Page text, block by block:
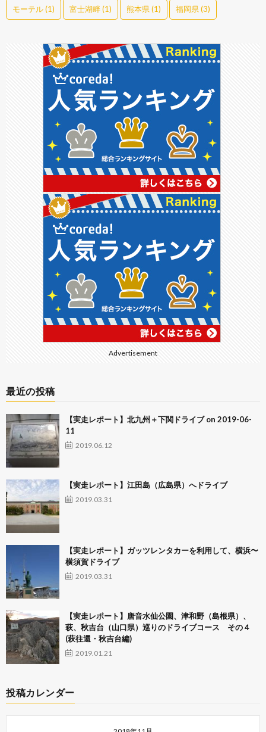
モーテル(1) 富士湖畔(1) 熊本県(1) 福岡県(3)
Advertisement
最近の投稿
【実走レポート】北九州＋下関ドライブ on 2019-06-
11
2019.06.12
【実走レポート】江田島（広島県）へドライブ
2019.03.31
【実走レポート】ガッツレンタカーを利用して、横浜〜
横須賀ドライブ
2019.03.31
【実走レポート】唐音水仙公園、津和野（島根県）、
萩、秋吉台（山口県）巡りのドライブコース その４
(萩往還・秋吉台編)
2019.01.21
投稿カレンダー